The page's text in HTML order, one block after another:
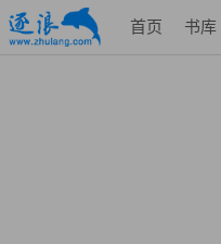
首页 书库